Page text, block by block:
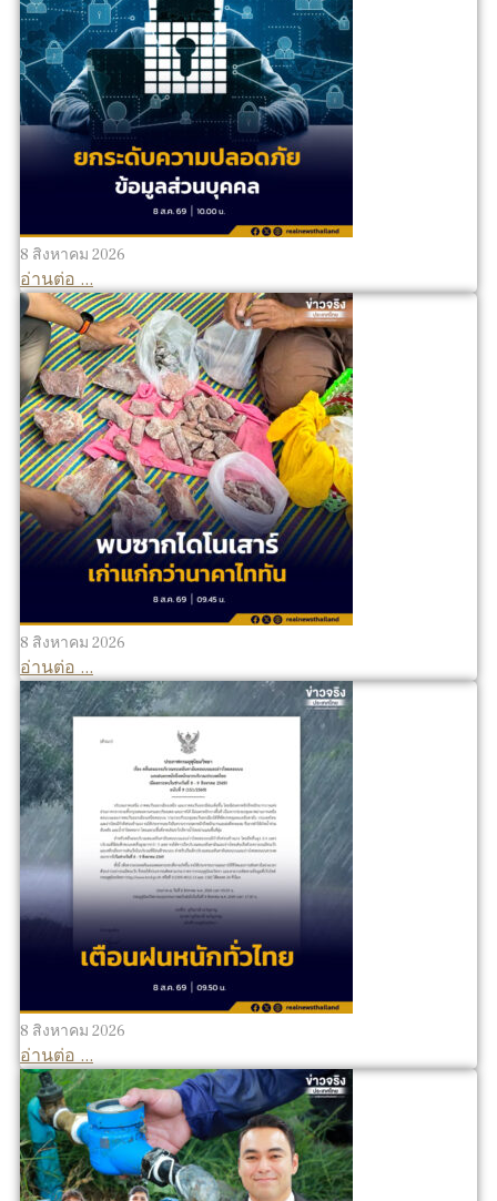
8 สิงหาคม 2026
อ่านต่อ ...
8 สิงหาคม 2026
อ่านต่อ ...
8 สิงหาคม 2026
อ่านต่อ ...